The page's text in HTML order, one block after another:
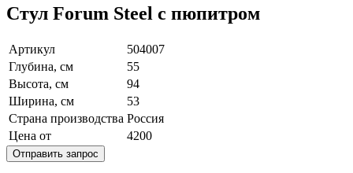
Стул Forum Steel с пюпитром
Артикул
504007
Глубина, см
55
Высота, см
94
Ширина, см
53
Страна производства Россия
Цена от
4200
Отправить запрос